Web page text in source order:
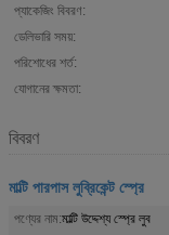
প্যাকেজিং বিবরণ:
ডেলিভারি সময়:
পরিশোধের শর্ত:
যোগানের ক্ষমতা:
বিবরণ
মাল্টি পারপাস লুব্রিকেন্ট স্প্রে
পণ্যের নাম:মাল্টি উদ্দেশ্য স্প্রে লুব